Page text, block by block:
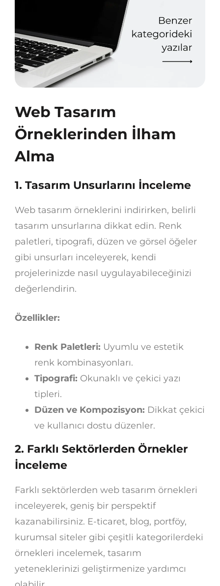
Web Tasarım
Örneklerinden İlham
Alma
1. Tasarım Unsurlarını İnceleme
Web tasarım örneklerini indirirken, belirli
tasarım unsurlarına dikkat edin. Renk
paletleri, tipografi, düzen ve görsel öğeler
gibi unsurları inceleyerek, kendi
projelerinizde nasıl uygulayabileceğinizi
değerlendirin.
Özellikler:
Renk Paletleri: Uyumlu ve estetik
renk kombinasyonları.
Tipografi: Okunaklı ve çekici yazı
tipleri.
Düzen ve Kompozisyon: Dikkat çekici
ve kullanıcı dostu düzenler.
2. Farklı Sektörlerden Örnekler
İnceleme
Farklı sektörlerden web tasarım örnekleri
inceleyerek, geniş bir perspektif
kazanabilirsiniz. E-ticaret, blog, portföy,
kurumsal siteler gibi çeşitli kategorilerdeki
örnekleri incelemek, tasarım
yeteneklerinizi geliştirmenize yardımcı